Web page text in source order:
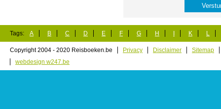
Tags: A B C D E F G H K L
Copyright 2004 - 2020 Reisboeken.be Privacy Disclaimer
Sitemap
webdesign w247.be